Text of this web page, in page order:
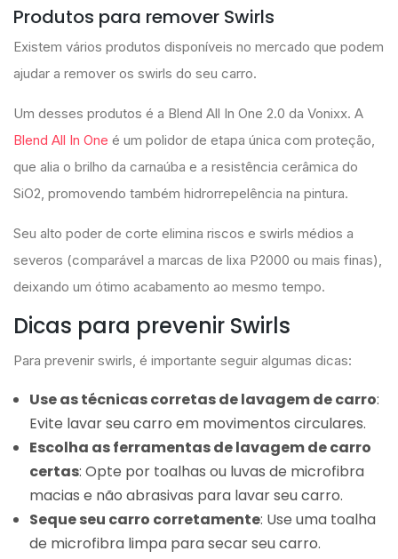
Produtos para remover Swirls
Existem vários produtos disponíveis no mercado que podem
ajudar a remover os swirls do seu carro.
Um desses produtos é a Blend All In One 2.0 da Vonixx. A
Blend All In One é um polidor de etapa única com proteção,
que alia o brilho da carnaúba e a resistência cerâmica do
SiO2, promovendo também hidrorrepelência na pintura.
Seu alto poder de corte elimina riscos e swirls médios a
severos (comparável a marcas de lixa P2000 ou mais finas),
deixando um ótimo acabamento ao mesmo tempo.
Dicas para prevenir Swirls
Para prevenir swirls, é importante seguir algumas dicas:
Use as técnicas corretas de lavagem de carro:
Evite lavar seu carro em movimentos circulares.
Escolha as ferramentas de lavagem de carro
certas: Opte por toalhas ou luvas de microfibra
macias e não abrasivas para lavar seu carro.
Seque seu carro corretamente: Use uma toalha
de microfibra limpa para secar seu carro.